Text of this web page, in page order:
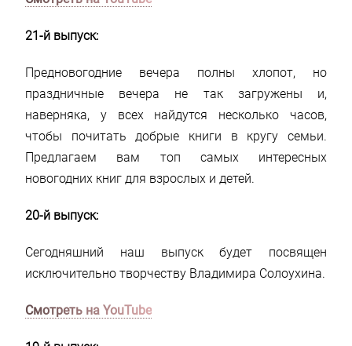
21-й выпуск:
Предновогодние вечера полны хлопот, но
праздничные вечера не так загружены и,
наверняка, у всех найдутся несколько часов,
чтобы почитать добрые книги в кругу семьи.
Предлагаем вам топ самых интересных
новогодних книг для взрослых и детей.
20-й выпуск:
Сегодняшний наш выпуск будет посвящен
исключительно творчеству Владимира Солоухина.
Смотреть на YouTube